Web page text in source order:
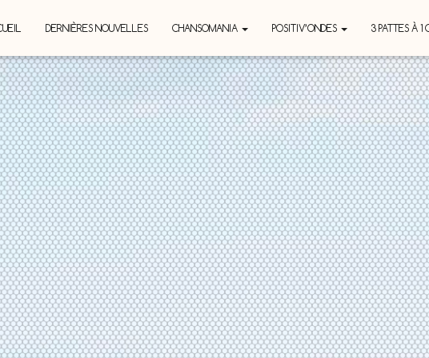
DERNIÈRES NOUVELLES CHANSOMANIA POSITIV’ONDES 3 PATTES À 1